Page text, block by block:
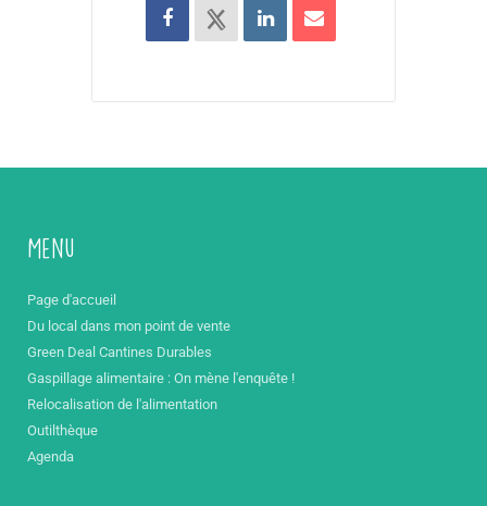
Menu
Page d'accueil
Du local dans mon point de vente
Green Deal Cantines Durables
Gaspillage alimentaire : On mène l'enquête !
Relocalisation de l'alimentation
Outilthèque
Agenda